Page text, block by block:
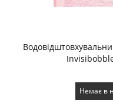
Немає в